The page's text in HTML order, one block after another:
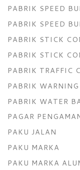
PABRIK SPEED
PABRIK SPEED
PABRIK STICK
PABRIK STICK
PABRIK TRAFFIC
PABRIK
PABRIK WATER
PAGAR
PAKU JALAN
PAKU MARKA
PAKU MARKA